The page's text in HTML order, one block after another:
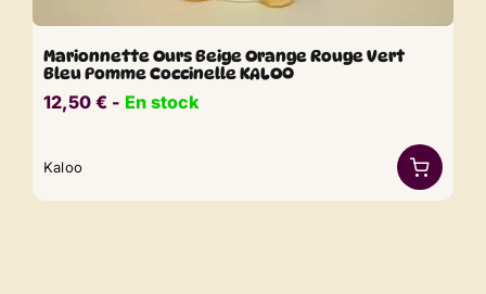
Marionnette Ours Beige Orange Rouge Vert
Bleu Pomme Coccinelle KALOO
12,50 € ​​ - En stock
Kaloo